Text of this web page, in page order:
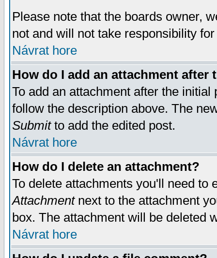
Please note that the boards owner,
not and will not take responsibility
Návrat hore
How do I add an attachment after
To add an attachment after the
follow the description above. The
Submitto add the edited post.
Návrat hore
How do I delete an attachment?
To delete attachments you'll need
Attachmentnext to the attachment
box. The attachment will be deleted
Návrat hore